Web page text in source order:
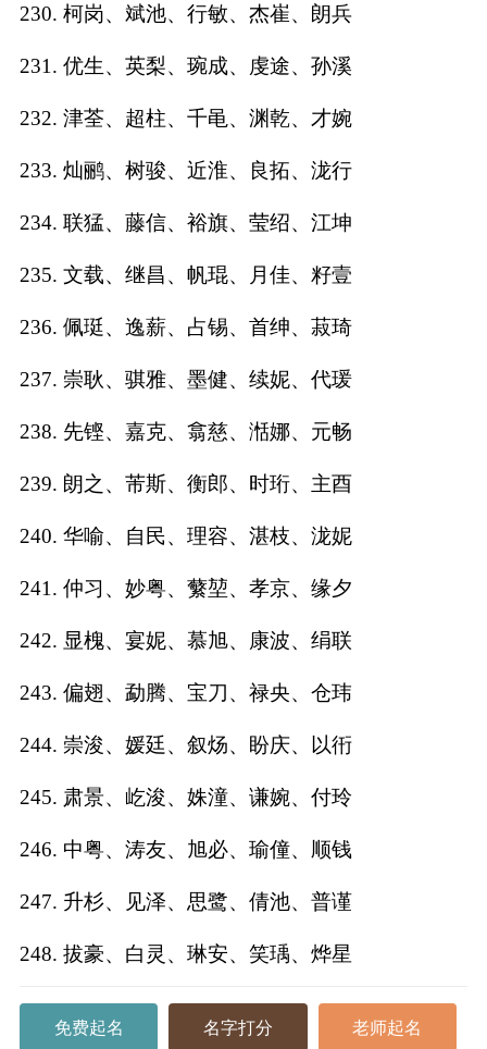
230. 柯岗、斌池、行敏、杰崔、朗兵
231. 优生、英梨、琬成、虔途、孙溪
232. 津荃、超柱、千黾、渊乾、才婉
233. 灿鹂、树骏、近淮、良拓、泷行
234. 联猛、藤信、裕旗、莹绍、江坤
235. 文载、继昌、帆琨、月佳、籽壹
236. 佩珽、逸薪、占锡、首绅、菽琦
237. 崇耿、骐雅、墨健、续妮、代瑗
238. 先铿、嘉克、翕慈、湉娜、元畅
239. 朗之、芾斯、衡郎、时珩、主酉
240. 华喻、自民、理容、湛枝、泷妮
241. 仲习、妙粤、蘩堃、孝京、缘夕
242. 显槐、宴妮、慕旭、康波、绢联
243. 偏翅、勐腾、宝刀、禄央、仓玮
244. 崇浚、媛廷、叙炀、盼庆、以衎
245. 肃景、屹浚、姝潼、谦婉、付玲
246. 中粤、涛友、旭必、瑜僮、顺钱
247. 升杉、见泽、思鹭、倩池、普谨
248. 拔豪、白灵、琳安、笑瑀、烨星
免费起名 名字打分 老师起名